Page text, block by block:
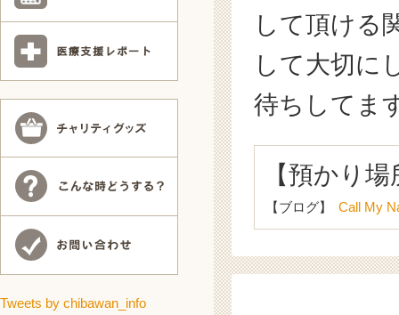
して頂ける
して大切に
待ちしてま
【預かり
【ブログ】 Call My
Tweets by chibawan_info